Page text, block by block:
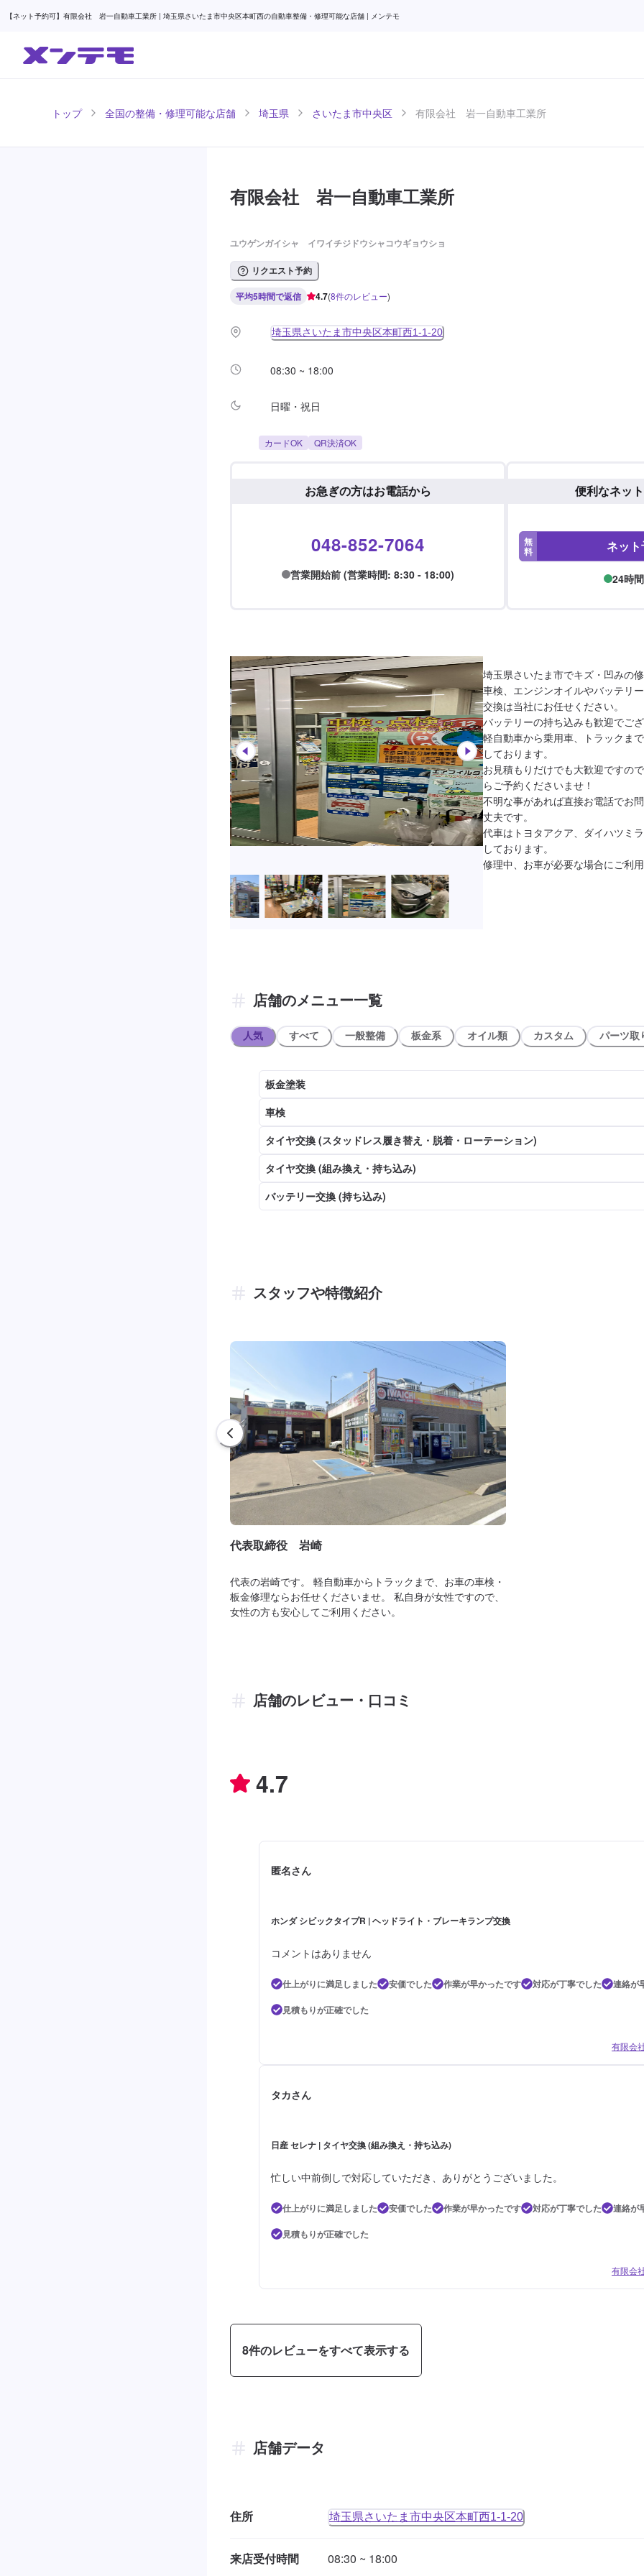
【ネット予約可】有限会社 岩一自動車工業所 | 埼玉県さいたま市中央区本町西の自動車整備・修理可能な店舗 | メンテモ
トップ 全国の整備・修理可能な店舗 埼玉県 さいたま市中央区 有限会社 岩一自動車工業所
有限会社 岩一自動車工業所
ユウゲンガイシャ イワイチジドウシャコウギョウショ
リクエスト予約
平均5時間で返信 4.7(8件のレビュー)
埼玉県さいたま市中央区本町西1-1-20
08:30 ~ 18:00
日曜・祝日
カードOK QR決済OK
便利なネッ
無
料 ネッ
24時
お急ぎの方はお電話から
048-852-7064
営業開始前 (営業時間: 8:30 - 18:00)
埼玉県さいたま市でキズ・凹みの
車検、エンジンオイルやバッテリ
交換は当社にお任せください。
バッテリーの持ち込みも歓迎でご
軽自動車から乗用車、トラックま
しております。
お見積もりだけでも大歓迎ですの
らご予約くださいませ！
不明な事があれば直接お電話でお
丈夫です。
代車はトヨタアクア、ダイハツミ
しております。
修理中、お車が必要な場合にご利
店舗のメニュー一覧
人気 すべて 一般整備 板金系 オイル類 カスタム パーツ取
板金塗装
車検
タイヤ交換 (スタッドレス履き替え・脱着・ローテーション)
タイヤ交換 (組み換え・持ち込み)
バッテリー交換 (持ち込み)
スタッフや特徴紹介
代表取締役 岩崎
代表の岩崎です。 軽自動車からトラックまで、お車の車検・
板金修理ならお任せくださいませ。 私自身が女性ですので、
女性の方も安心してご利用ください。
店舗のレビュー・口コミ
4.7
匿名さん
ホンダ シビックタイプR | ヘッドライト・ブレーキランプ交換
コメントはありません
仕上がりに満足しました 安価でした 作業が早かったです 対応が丁寧でした
連絡が
見積もりが正確でした
有限会
タカさん
日産 セレナ | タイヤ交換 (組み換え・持ち込み)
忙しい中前倒しで対応していただき、ありがとうございました。
仕上がりに満足しました 安価でした 作業が早かったです 対応が丁寧でした
連絡が
見積もりが正確でした
有限会
8件のレビューをすべて表示する
店舗データ
住所 埼玉県さいたま市中央区本町西1-1-20
来店受付時間 08:30 ~ 18:00